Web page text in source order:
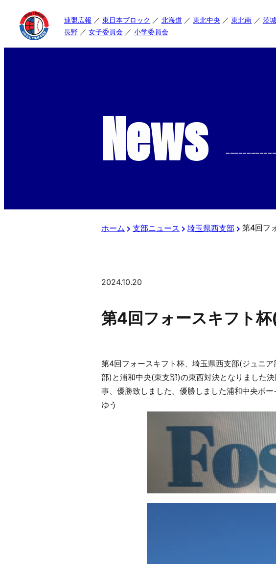
連盟広報 東日本ブロック 北海道 東北中央 東北南 茨城
長野
女子委員会 小学委員会
News
ホーム 支部ニュース 埼玉県西支部
2024.10.20
第4回フォースキフト
第4回フォースキフト杯、埼玉県西支部(ジュニ
部)と浦和中央(東支部)の東西対決となりました
事、優勝致しました。優勝しました浦和中央ボ
ゆう